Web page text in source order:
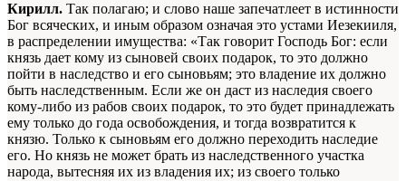
Кирилл. Так полагаю; и слово наше запечатлеет в истинности
Бог всяческих, и иным образом означая это устами Иезекииля,
в распределении имущества: «Так говорит Господь Бог: если
князь дает кому из сыновей своих подарок, то это должно
пойти в наследство и его сыновьям; это владение их должно
быть наследственным. Если же он даст из наследия своего
кому-либо из рабов своих подарок, то это будет принадлежать
ему только до года освобождения, и тогда возвратится к
князю. Только к сыновьям его должно переходить наследие
его. Но князь не может брать из наследственного участка
народа, вытесняя их из владения их; из своего только